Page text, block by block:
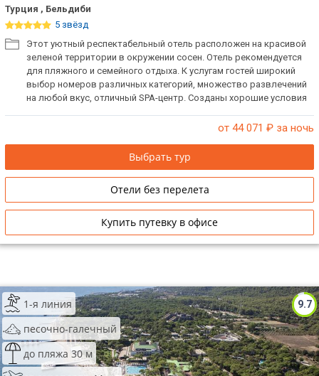
Турция , Бельдиби
5 звёзд
Этот уютный респектабельный отель расположен на красивой
зеленой территории в окружении сосен. Отель рекомендуется
для пляжного и семейного отдыха. К услугам гостей широкий
выбор номеров различных категорий, множество развлечений
на любой вкус, отличный SPA-центр. Созданы хорошие условия
от 44 071 ₽ за ночь
Выбрать тур
Отели без перелета
Купить путевку в офисе
9.7
1-я линия
песочно-галечный
до пляжа 30 м